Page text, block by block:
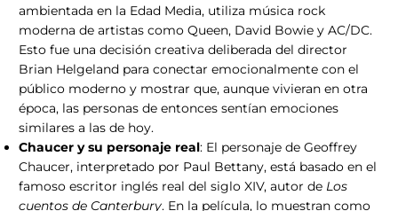
Este torneo lo ganaré en tu nombre.
Cada caballero que derrote lo
derrotaré por ti... tu belleza se reflejará
en el poder de mi brazo, en los
flancos de mi caballo.
ambientada en la Edad Media, utiliza música rock
moderna de artistas como Queen, David Bowie y AC/DC.
Esto fue una decisión creativa deliberada del director
Brian Helgeland para conectar emocionalmente con el
público moderno y mostrar que, aunque vivieran en otra
época, las personas de entonces sentían emociones
similares a las de hoy.
Chaucer y su personaje real: El personaje de Geoffrey
Chaucer, interpretado por Paul Bettany, está basado en el
famoso escritor inglés real del siglo XIV, autor de Los
cuentos de Canterbury. En la película, lo muestran como